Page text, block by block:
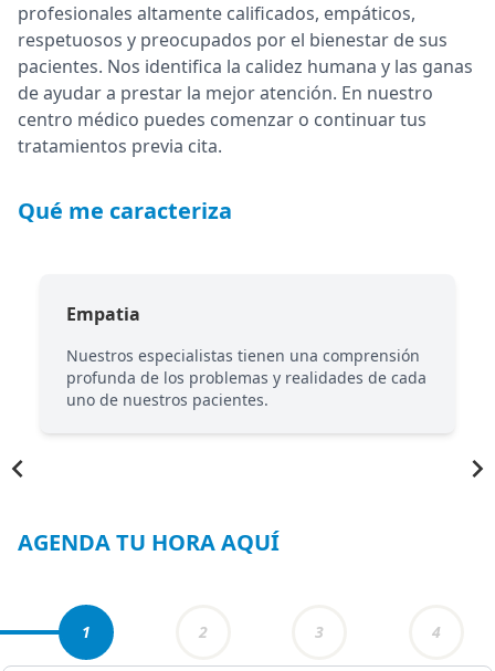
profesionales altamente calificados, empáticos,
respetuosos y preocupados por el bienestar de sus
pacientes. Nos identifica la calidez humana y las ganas
de ayudar a prestar la mejor atención. En nuestro
centro médico puedes comenzar o continuar tus
tratamientos previa cita.
Qué me caracteriza
Empatia
Nuestros especialistas tienen una comprensión
profunda de los problemas y realidades de cada
uno de nuestros pacientes.
AGENDA TU HORA AQUÍ
1 2 3 4